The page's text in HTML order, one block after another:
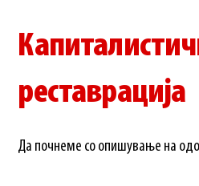
реставрација
Да почнеме со опишување на